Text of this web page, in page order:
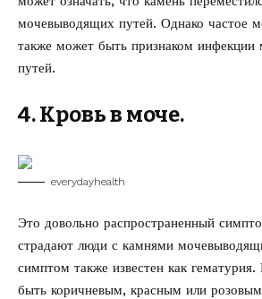
мочевыводящих путей. Однако частое
также может быть признаком
путей.
4. Кровь в моче.
everydayhealth
Это довольно распространенный
страдают люди с камнями
симптом также известен как
быть коричневым, красным или